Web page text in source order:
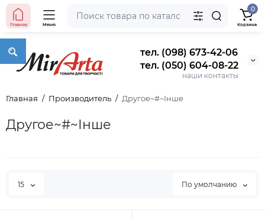
тел. (098) 673-42-06
тел. (050) 604-08-22
наши контакты
Главная Меню
0
Корзина
Главная Производитель Другое~#~Інше
Другое~#~Інше
15 По умолчанию